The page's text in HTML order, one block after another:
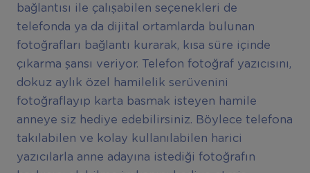
bağlantısı ile çalışabilen seçenekleri de
telefonda ya da dijital ortamlarda bulunan
fotoğrafları bağlantı kurarak, kısa süre içinde
çıkarma şansı veriyor. Telefon fotoğraf yazıcısını,
dokuz aylık özel hamilelik serüvenini
fotoğraflayıp karta basmak isteyen hamile
anneye siz hediye edebilirsiniz. Böylece telefona
takılabilen ve kolay kullanılabilen harici
yazıcılarla anne adayına istediği fotoğrafın